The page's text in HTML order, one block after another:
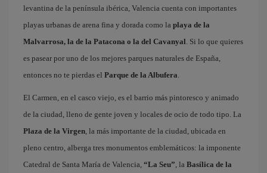
levantina de la península ibérica, Valencia cuenta con importantes
playas urbanas de arena fina y dorada como la playa de la
Malvarrosa, la de la Patacona o la del Cavanyal. Si lo que quieres
es pasear por uno de los mejores parques naturales de España,
entonces no te pierdas el Parque de la Albufera.
El Carmen, en el casco viejo, es el barrio más pintoresco y animado
de la ciudad, lleno de gente joven y locales de ocio de todo tipo. La
Plaza de la Virgen, la más importante de la ciudad, ubicada en
pleno centro, alberga tres monumentos emblemáticos: la imponente
Catedral de Santa María de Valencia, “La Seu”, la Basílica de la